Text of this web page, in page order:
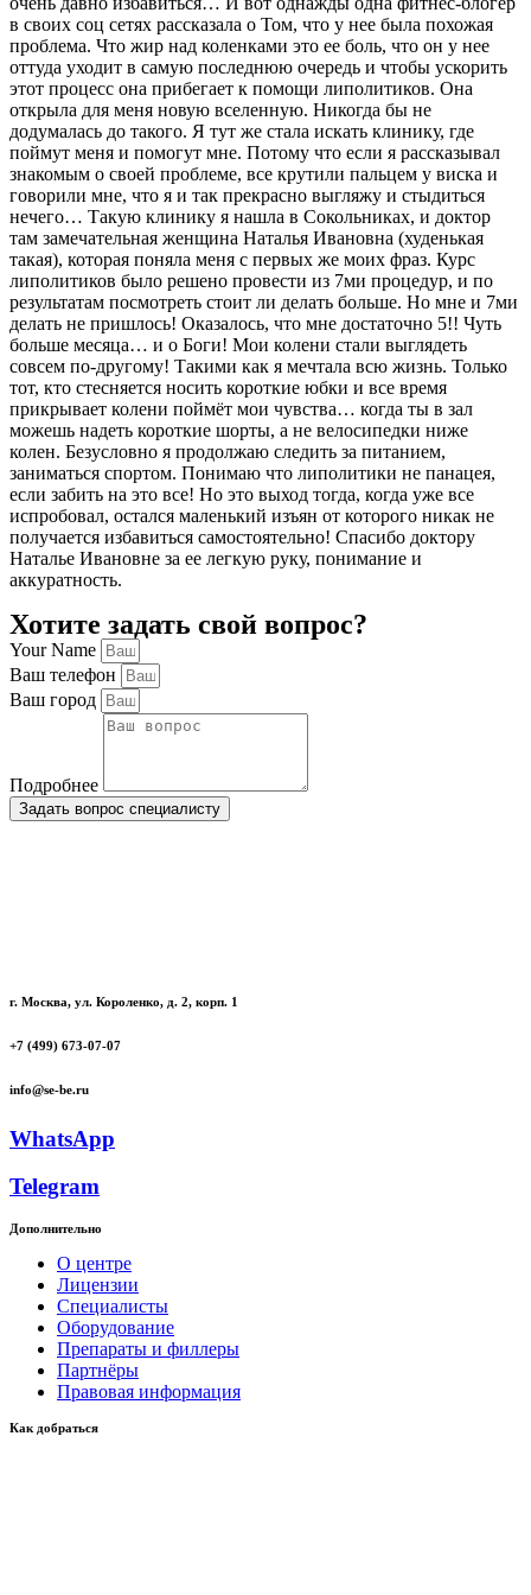
в своих соц сетях рассказала о Том, что у нее была похожая
проблема. Что жир над коленками это ее боль, что он у нее
оттуда уходит в самую последнюю очередь и чтобы ускорить
этот процесс она прибегает к помощи липолитиков. Она
открыла для меня новую вселенную. Никогда бы не
додумалась до такого. Я тут же стала искать клинику, где
поймут меня и помогут мне. Потому что если я рассказывал
знакомым о своей проблеме, все крутили пальцем у виска и
говорили мне, что я и так прекрасно выгляжу и стыдиться
нечего… Такую клинику я нашла в Сокольниках, и доктор
там замечательная женщина Наталья Ивановна (худенькая
такая), которая поняла меня с первых же моих фраз. Курс
липолитиков было решено провести из 7ми процедур, и по
результатам посмотреть стоит ли делать больше. Но мне и 7ми
делать не пришлось! Оказалось, что мне достаточно 5!! Чуть
больше месяца… и о Боги! Мои колени стали выглядеть
совсем по-другому! Такими как я мечтала всю жизнь. Только
тот, кто стесняется носить короткие юбки и все время
прикрывает колени поймёт мои чувства… когда ты в зал
можешь надеть короткие шорты, а не велосипедки ниже
колен. Безусловно я продолжаю следить за питанием,
заниматься спортом. Понимаю что липолитики не панацея,
если забить на это все! Но это выход тогда, когда уже все
испробовал, остался маленький изъян от которого никак не
получается избавиться самостоятельно! Спасибо доктору
Наталье Ивановне за ее легкую руку, понимание и
аккуратность.
Хотите задать свой вопрос?
Your Name
Ваш телефон
Ваш город
Подробнее
Задать вопрос специалисту
г. Москва, ул. Короленко, д. 2, корп. 1
+7 (499) 673-07-07
info@se-be.ru
WhatsApp
Telegram
Дополнительно
О центре
Лицензии
Специалисты
Оборудование
Препараты и филлеры
Партнёры
Правовая информация
Как добраться